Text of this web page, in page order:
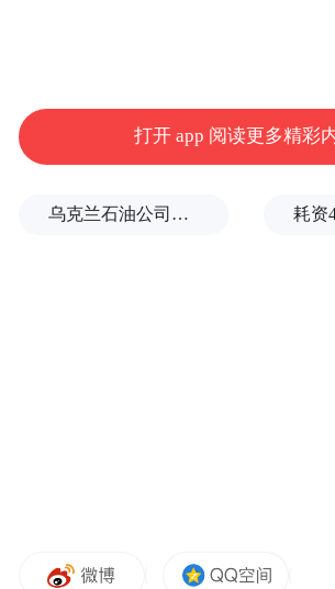
4月27日，第二十届中国电影
界代表出席，与全国电影观众
二、品牌营销策略
打开 app 阅读更多精彩
乌克兰石油公司设施遭遇大规模袭击